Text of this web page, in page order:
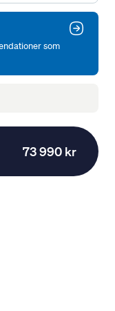
som
73 990 kr